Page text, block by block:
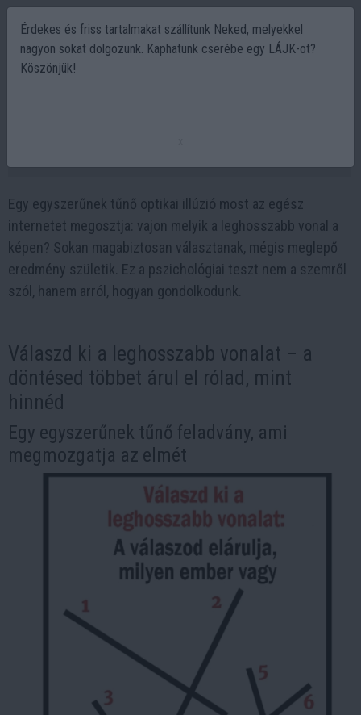
Egy egyszerűnek tűnő optikai illúzió most az egész
internetet megosztja: vajon melyik a leghosszabb vonal a
képen? Sokan magabiztosan választanak, mégis meglepő
eredmény születik. Ez a pszichológiai teszt nem a szemről
szól, hanem arról, hogyan gondolkodunk.
Válaszd ki a leghosszabb vonalat – a
döntésed többet árul el rólad, mint
hinnéd
Egy egyszerűnek tűnő feladvány, ami
megmozgatja az elmét
Érdekes és friss tartalmakat szállítunk Neked, melyekkel
nagyon sokat dolgozunk. Kaphatunk cserébe egy LÁJK-ot?
Köszönjük!